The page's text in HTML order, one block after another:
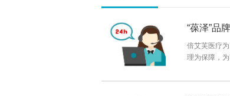
“葆泽”品
倍艾芙医疗
理为保障，